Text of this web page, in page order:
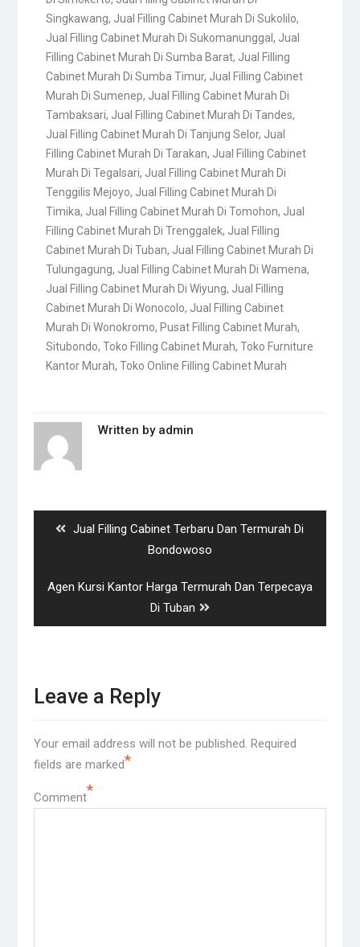
Singkawang, Jual Filling Cabinet Murah Di Sukolilo,
Jual Filling Cabinet Murah Di Sukomanunggal, Jual
Filling Cabinet Murah Di Sumba Barat, Jual Filling
Cabinet Murah Di Sumba Timur, Jual Filling Cabinet
Murah Di Sumenep, Jual Filling Cabinet Murah Di
Tambaksari, Jual Filling Cabinet Murah Di Tandes,
Jual Filling Cabinet Murah Di Tanjung Selor, Jual
Filling Cabinet Murah Di Tarakan, Jual Filling Cabinet
Murah Di Tegalsari, Jual Filling Cabinet Murah Di
Tenggilis Mejoyo, Jual Filling Cabinet Murah Di
Timika, Jual Filling Cabinet Murah Di Tomohon, Jual
Filling Cabinet Murah Di Trenggalek, Jual Filling
Cabinet Murah Di Tuban, Jual Filling Cabinet Murah Di
Tulungagung, Jual Filling Cabinet Murah Di Wamena,
Jual Filling Cabinet Murah Di Wiyung, Jual Filling
Cabinet Murah Di Wonocolo, Jual Filling Cabinet
Murah Di Wonokromo, Pusat Filling Cabinet Murah,
Situbondo, Toko Filling Cabinet Murah, Toko Furniture
Kantor Murah, Toko Online Filling Cabinet Murah
Written by admin
Previous
Jual Filling Cabinet Terbaru Dan Termurah Di
Bondowoso
Next
Agen Kursi Kantor Harga Termurah Dan Terpecaya
Di Tuban
Leave a Reply
Your email address will not be published. Required
fields are marked*
Comment*